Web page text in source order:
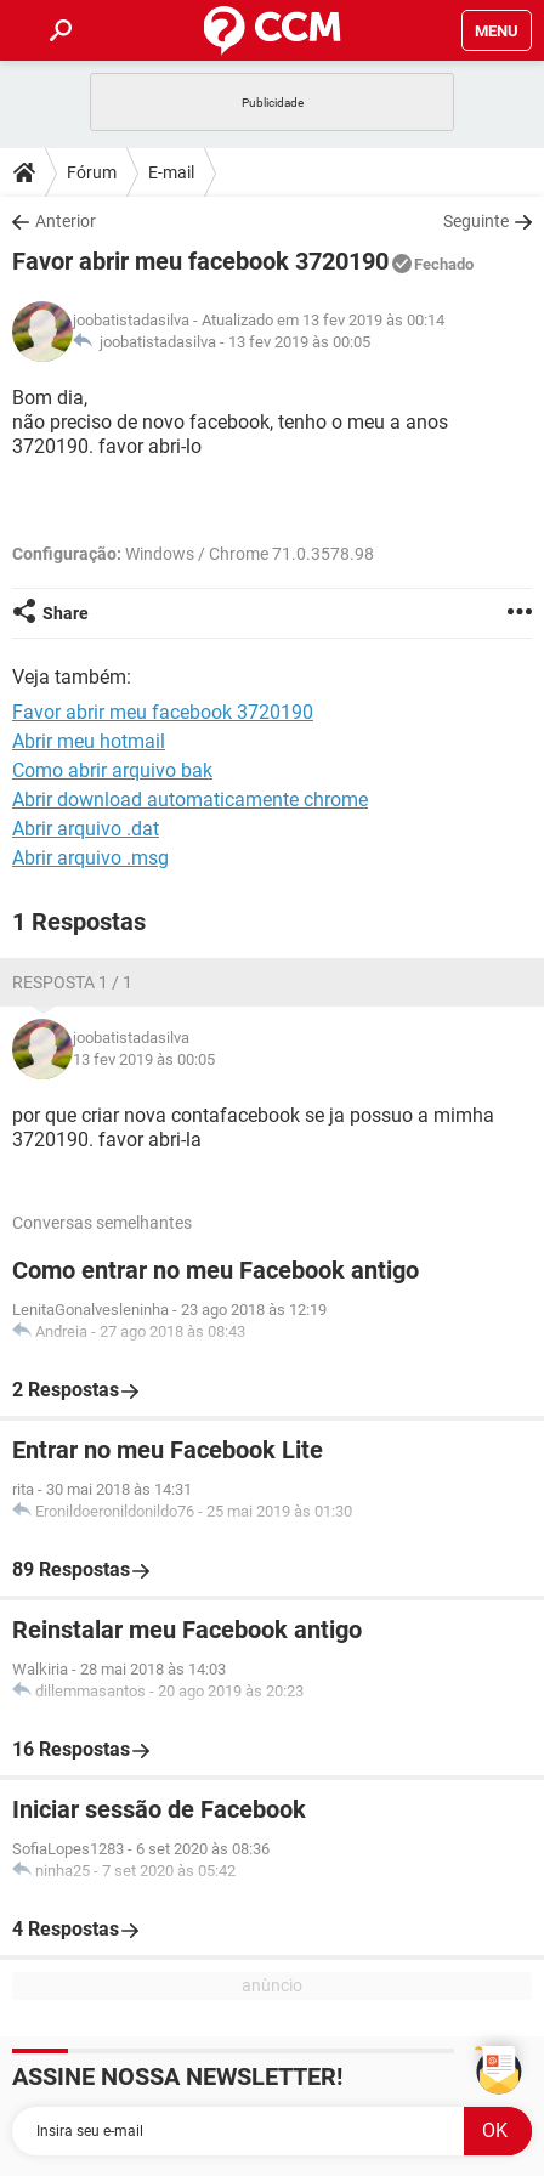
MENU
CELULAR
OUTLOOK
INSTAGRAM GMAIL
GUIA DE COMPRAS
DICAS
JOGOS
INSTAGRAM GMAIL
GUIA DE COMPRAS
DOWNLOADS
JOGOS WHATSAPP
CELULAR
OUTLOOK EXCEL
INSTAGRAM
GUIA DE COMPRAS
JOGOS WHATSAPP
CELULAR
OUTLOOK
INSTAGRAM
GLOSSÁRIO
JOGOS
CELULAR FACEBOOK
GUIA DE COMPRAS
Fórum E-mail
Anterior Seguinte
Favor abrir meu facebook 3720190 Fechado
joobatistadasilva - Atualizado em 13 fev 2019 às 00:14
joobatistadasilva - 13 fev 2019 às 00:05
Bom dia,
não preciso de novo facebook, tenho o meu a anos
3720190. favor abri-lo
Configuração: Windows / Chrome 71.0.3578.98
Share
Veja também:
Favor abrir meu facebook 3720190
Abrir meu hotmail
Como abrir arquivo bak
Abrir download automaticamente chrome
Abrir arquivo .dat
Abrir arquivo .msg
1 Respostas
RESPOSTA 1 / 1
joobatistadasilva
13 fev 2019 às 00:05
por que criar nova contafacebook se ja possuo a mimha
3720190. favor abri-la
Conversas semelhantes
Como entrar no meu Facebook antigo
LenitaGonalvesleninha - 23 ago 2018 às 12:19
Andreia - 27 ago 2018 às 08:43
2 Respostas
Entrar no meu Facebook Lite
rita - 30 mai 2018 às 14:31
Eronildoeronildonildo76 - 25 mai 2019 às 01:30
89 Respostas
Reinstalar meu Facebook antigo
Walkiria - 28 mai 2018 às 14:03
dillemmasantos - 20 ago 2019 às 20:23
16 Respostas
Iniciar sessão de Facebook
SofiaLopes1283 - 6 set 2020 às 08:36
ninha25 - 7 set 2020 às 05:42
4 Respostas
ASSINE NOSSA NEWSLETTER!